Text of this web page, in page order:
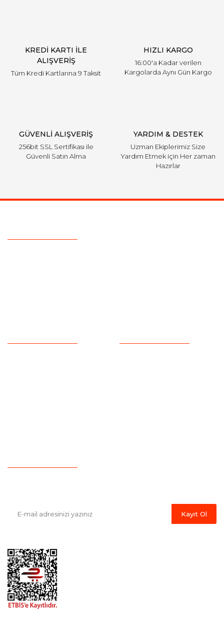
KREDİ KARTI İLE
ALIŞVERİŞ
Tüm Kredi Kartlarına 9 Taksit
HIZLI KARGO
16:00'a Kadar verilen
Kargolarda Aynı Gün Kargo
GÜVENLİ ALIŞVERİŞ
256bit SSL Sertifikası ile
Güvenli Satın Alma
YARDIM & DESTEK
Uzman Ekiplerimiz Size
Yardım Etmek için Her zaman
Hazırlar
Kayıt Ol